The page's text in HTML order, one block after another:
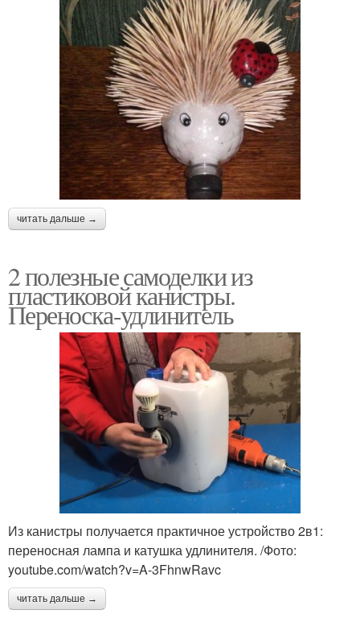
читать дальше →
2 полезные самоделки из
пластиковой канистры.
Переноска-удлинитель
Из канистры получается практичное устройство 2в1:
переносная лампа и катушка удлинителя. /Фото:
youtube.com/watch?v=A-3FhnwRavc
читать дальше →